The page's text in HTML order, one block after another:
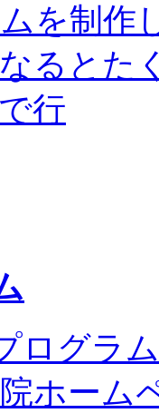
を制作
るとた
行
ログラ
ホーム